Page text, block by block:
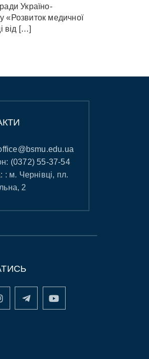
Україно-
«Розвиток медичної
від […]
(0372) 55-37-54
: м. Чернівці, пл.
2